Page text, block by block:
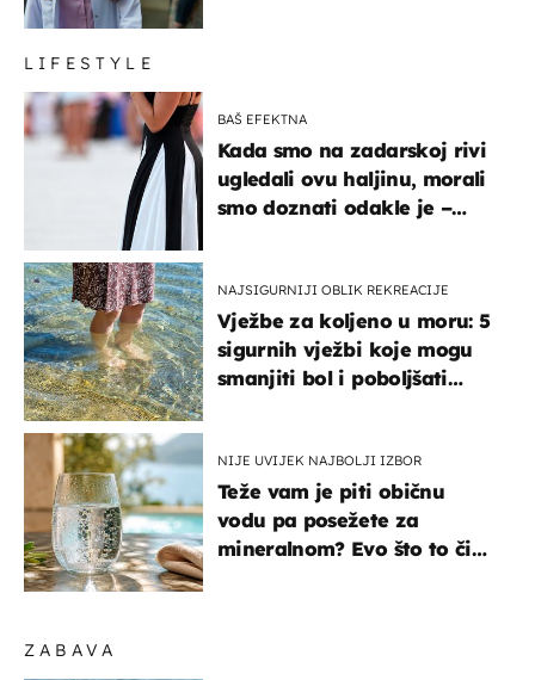
ZABAVA
LIFESTYLE
BAŠ EFEKTNA
Kada smo na zadarskoj rivi
ugledali ovu haljinu, morali
smo doznati odakle je –
NAJSIGURNIJI OBLIK REKREACIJE
Vježbe za koljeno u moru: 5
sigurnih vježbi koje mogu
smanjiti bol i poboljšati
NIJE UVIJEK NAJBOLJI IZBOR
Teže vam je piti običnu
vodu pa posežete za
mineralnom? Evo što to čini